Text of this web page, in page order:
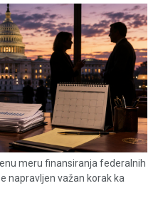
meru finansiranja federalnih
napravljen važan korak ka